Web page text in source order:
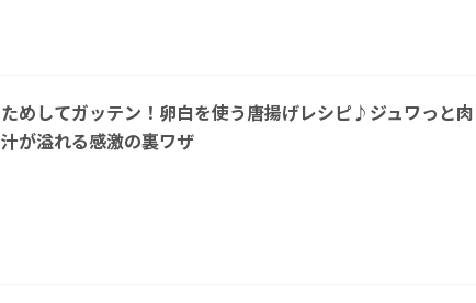
ためしてガッテン！卵白を使う唐揚げレシピ♪ジュワっと肉
汁が溢れる感激の裏ワザ